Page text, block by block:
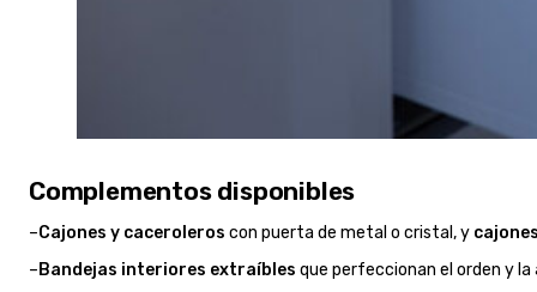
Complementos disponibles
–Cajones y caceroleros con puerta de metal o cristal, y
–Bandejas interiores extraíbles que perfeccionan el orden y la